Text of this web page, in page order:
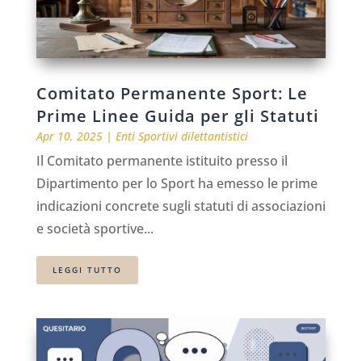
Comitato Permanente Sport: Le
Prime Linee Guida per gli Statuti
Apr 10, 2025| Enti Sportivi dilettantistici
Il Comitato permanente istituito presso il
Dipartimento per lo Sport ha emesso le prime
indicazioni concrete sugli statuti di associazioni
e società sportive...
LEGGI TUTTO